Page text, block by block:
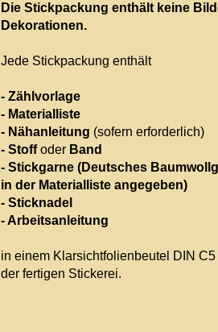
Die Stickpackung enthält keine
Dekorationen.
Jede Stickpackung enthält
- Zählvorlage
- Materialliste
- Nähanleitung (sofern erforderlich)
- Stoffoder Band
- Stickgarne (Deutsches
in der Materialliste angegeben)
- Sticknadel
- Arbeitsanleitung
in einem Klarsichtfolienbeutel DIN
der fertigen Stickerei.